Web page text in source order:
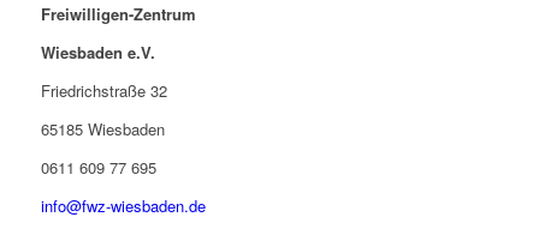
Freiwilligen-Zentrum
Wiesbaden e.V.
Friedrichstraße 32
65185 Wiesbaden
0611 609 77 695
info@fwz-wiesbaden.de